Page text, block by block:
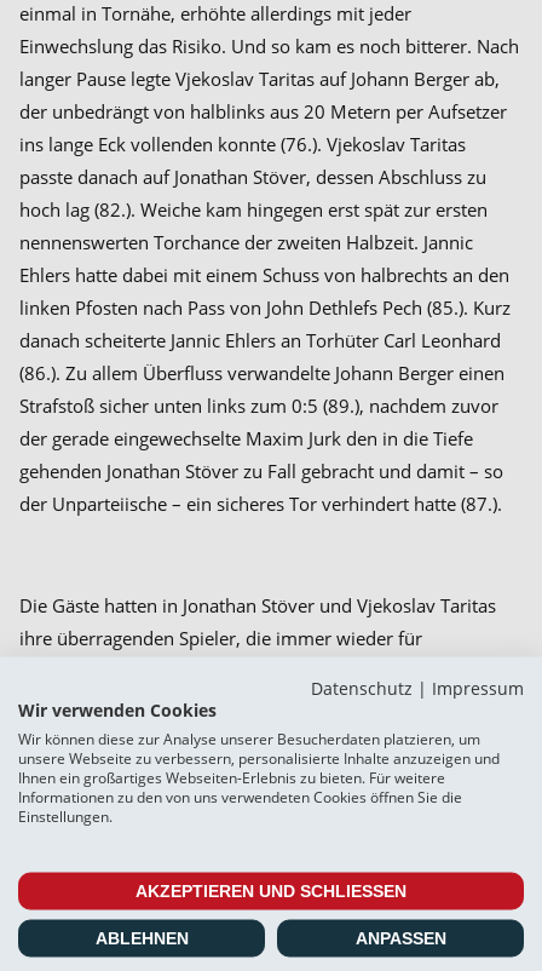
einmal in Tornähe, erhöhte allerdings mit jeder
Einwechslung das Risiko. Und so kam es noch bitterer. Nach
langer Pause legte Vjekoslav Taritas auf Johann Berger ab,
der unbedrängt von halblinks aus 20 Metern per Aufsetzer
ins lange Eck vollenden konnte (76.). Vjekoslav Taritas
passte danach auf Jonathan Stöver, dessen Abschluss zu
hoch lag (82.). Weiche kam hingegen erst spät zur ersten
nennenswerten Torchance der zweiten Halbzeit. Jannic
Ehlers hatte dabei mit einem Schuss von halbrechts an den
linken Pfosten nach Pass von John Dethlefs Pech (85.). Kurz
danach scheiterte Jannic Ehlers an Torhüter Carl Leonhard
(86.). Zu allem Überfluss verwandelte Johann Berger einen
Strafstoß sicher unten links zum 0:5 (89.), nachdem zuvor
der gerade eingewechselte Maxim Jurk den in die Tiefe
gehenden Jonathan Stöver zu Fall gebracht und damit – so
der Unparteiische – ein sicheres Tor verhindert hatte (87.).
Die Gäste hatten in Jonathan Stöver und Vjekoslav Taritas
ihre überragenden Spieler, die immer wieder für
zudem lange Zeit einen Kompagnon in der Spitze, der an
den ersten beiden – letztlich entscheidenden – Toren
beteiligt war. Vierter herausragender „Unterschiedsspieler“
war der zweite Doppeltorschütze Johann Berger im
Hyseni auch die Kapitänsbinde übernahm. Bei unserer sich
mühenden, aber insgesamt zu fehlerbehaftet agierenden
Mannschaft konnten sich Torhüter Jesper Heim und der
nimmermüde Jannic Ehlers die besten Noten verdienen.
Datenschutz | Impressum
Wir verwenden Cookies
Wir können diese zur Analyse unserer Besucherdaten platzieren, um
unsere Webseite zu verbessern, personalisierte Inhalte anzuzeigen und
Ihnen ein großartiges Webseiten-Erlebnis zu bieten. Für weitere
Informationen zu den von uns verwendeten Cookies öffnen Sie die
Einstellungen.
AKZEPTIEREN UND SCHLIESSEN
ABLEHNEN ANPASSEN